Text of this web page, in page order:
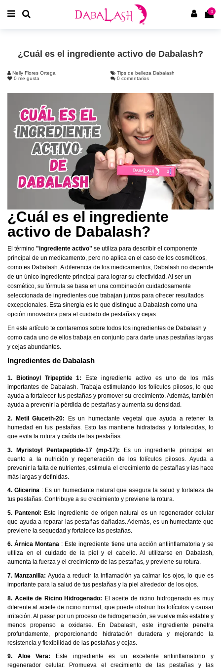
0
¿Cuál es el ingrediente activo de Dabalash?
Nelly Flores Ortega
Tips de belleza Dabalash
0 me gusta 0 comentarios
¿Cuál es el ingrediente
activo de Dabalash?
El término "ingrediente activo" se utiliza para describir el componente
principal de un medicamento, pero no aplica en el caso de los cosméticos,
como es Dabalash. A diferencia de los medicamentos, Dabalash no depende
de un único ingrediente principal para lograr su efectividad. Al ser un
cosmético, su fórmula se basa en una combinación cuidadosamente
seleccionada de ingredientes que trabajan juntos para ofrecer resultados
excepcionales. Esta sinergia es lo que distingue a Dabalash como una
opción innovadora para el cuidado de pestañas y cejas.
En este artículo te contaremos sobre todos los ingredientes de Dabalash y
como cada uno de ellos trabaja en conjunto para darte unas pestañas largas
y cejas abundantes.
Ingredientes de Dabalash
1. Biotinoyl Tripeptide 1:
Este ingrediente activo es uno de los más
importantes de Dabalash. Trabaja estimulando los folículos pilosos, lo que
ayuda a fortalecer tus pestañas y promover su crecimiento. Además, también
ayuda a prevenir la pérdida de pestañas y aumenta su densidad.
2. Metil Gluceth-20: Es un humectante vegetal que ayuda a retener la
humedad en tus pestañas. Esto las mantiene hidratadas y fortalecidas, lo
que evita la rotura y caída de las pestañas.
3. Myristoyl Pentapeptide-17 (mp-17): Es un ingrediente principal en
cuanto a la nutrición y regeneración de los folículos pilosos. Ayuda a
prevenir la falta de nutrientes, estimula el crecimiento de pestañas y las hace
más largas y definidas.
4. Glicerina: Es un humectante natural que asegura la salud y fortaleza de
tus pestañas. Contribuye a su crecimiento y previene la rotura.
5. Pantenol: Este ingrediente de origen natural es un regenerador celular
que ayuda a reparar las pestañas dañadas. Además, es un humectante que
previene la sequedad y fortalece las pestañas.
6. Árnica Montana : Este ingrediente tiene una acción antiinflamatoria y se
utiliza en el cuidado de la piel y el cabello. Al utilizarse en Dabalash,
aumenta la fuerza y ​​​​el crecimiento de las pestañas, y previene su rotura.
7. Manzanilla: Ayuda a reducir la inflamación ya calmar los ojos, lo que es
importante para la salud de tus pestañas y la piel alrededor de los ojos.
8. Aceite de Ricino Hidrogenado: El aceite de ricino hidrogenado es muy
diferente al aceite de ricino normal, que puede obstruir los folículos y causar
irritación. Al pasar por un proceso de hidrogenación, se vuelve más estable y
menos propenso a oxidarse. En Dabalash, este ingrediente penetra
profundamente, proporcionando hidratación duradera y mejorando la
resistencia y flexibilidad de las pestañas y cejas.
9. Aloe Vera: Este ingrediente es un excelente antiinflamatorio y
regenerador celular. Promueva el crecimiento de las pestañas y las